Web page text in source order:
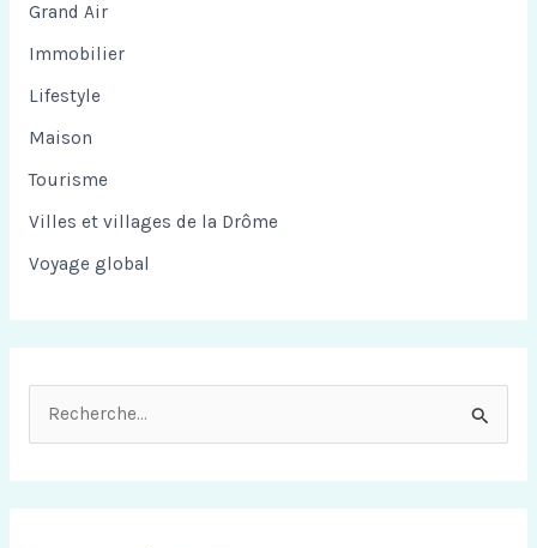
Grand Air
Immobilier
Lifestyle
Maison
Tourisme
Villes et villages de la Drôme
Voyage global